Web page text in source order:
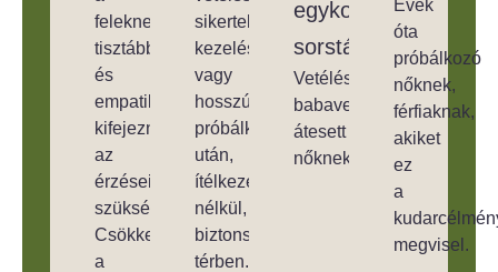
feleknek
tisztábban
és
empatikusabban
kifejezni
az
érzéseiket,
szükségleteiket.
Csökkenti
a
sikertelen
kezelések
vagy
hosszú
próbálkozás
után,
ítélkezés
nélkül,
biztonságos
térben.
egykori
sorstárssal.
Vetélésen,
babavesztésen
átesett
nőknek.
Évek
óta
próbálkozó
nőknek,
férfiaknak,
akiket
ez
a
megvisel.